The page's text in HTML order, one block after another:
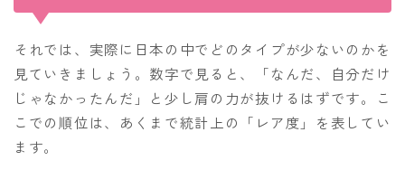
それでは、実際に日本の中でどのタイプが少ないのかを
見ていきましょう。数字で見ると、「なんだ、自分だけ
じゃなかったんだ」と少し肩の力が抜けるはずです。こ
こでの順位は、あくまで統計上の「レア度」を表してい
ます。